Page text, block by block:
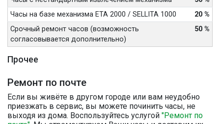
Часы на базе механизма ETA 2000 / SELLITA 1000
20 %
Срочный ремонт часов (возможность
согласовывается дополнительно)
50 %
Прочее
Ремонт по почте
Если вы живёте в другом городе или вам неудобно
приезжать в сервис, вы можете починить часы, не
выходя из дома. Воспользуйтесь услугой "Ремонт по